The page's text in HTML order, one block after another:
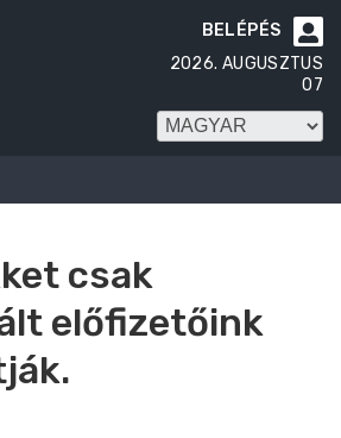

BELÉPÉS
2026. AUGUSZTUS
07
csak
előfizetőink